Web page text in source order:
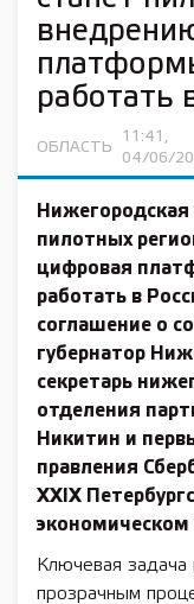
работать
ОБЛАСТЬ
11:41,
04/06/
Нижегородская
пилотных
цифровая
работать в
соглашение о
губернатор
секретарь
отделения
Никитин и
правления
XXIX
Ключевая задача
прозрачным